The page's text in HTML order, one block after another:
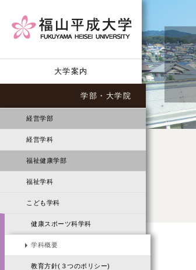
大学案内
学部・大学院
経営学部
経営学科
福祉健康学部
福祉学科
こども学科
健康スポーツ科学科
学科概要
教育方針(３つのポリシー)